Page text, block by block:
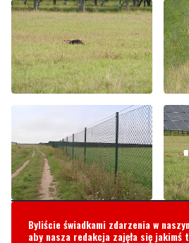
Byliście świadkami zdarzenia w
aby nasza redakcja zajęła się jakimś
Wasze sygnały i informacje. Można
redakcja@nadmorski24.pl
telefonu729 715 670.